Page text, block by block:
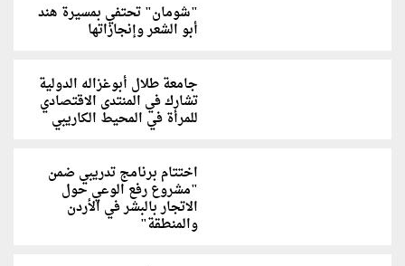
"شومان" تحتفي بمسيرة هند
أبو الشعر وإنجازاتها
جامعة طلال أبوغزاله الدولية
تشارك في المنتدى الاقتصادي
للمرأة في المحيط الكاريبي
اختتام برنامج تدريبي ضمن
"مشروع رفع الوعي حول
الاتجار بالبشر في الأردن
والمنطقة"